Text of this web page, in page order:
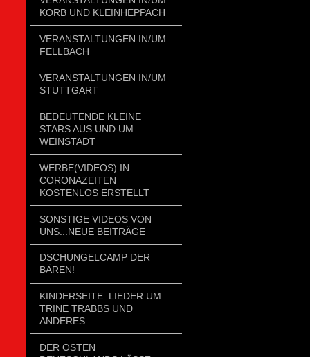
KORB UND KLEINHEPPACH
VERANSTALTUNGEN IN/UM
FELLBACH
VERANSTALTUNGEN IN/UM
STUTTGART
BEDEUTENDE KLEINE
STARS AUS UND UM
WEINSTADT
WERBE(VIDEOS) IN
CORONAZEITEN
KOSTENLOS ERSTELLT
SONSTIGE VIDEOS VON
UNS...NEUE BEITRÄGE
DSCHUNGELCAMP DER
BÄREN!
KINDERSEITE: LIEDER UM
TRINE TRABBS UND
ANDERES
DER OSTEN